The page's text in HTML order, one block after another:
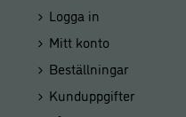
Logga in
Mitt konto
Beställningar
Kunduppgifter